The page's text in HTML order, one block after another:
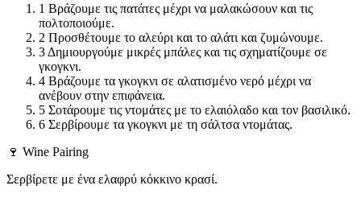
1 Βράζουμε τις πατάτες μέχρι να μαλακώσουν και τις
πολτοποιούμε.
2 Προσθέτουμε το αλεύρι και το αλάτι και ζυμώνουμε.
3 Δημιουργούμε μικρές μπάλες και τις σχηματίζουμε σε
γκογκνι.
4 Βράζουμε τα γκογκνι σε αλατισμένο νερό μέχρι να
ανέβουν στην επιφάνεια.
5 Σοτάρουμε τις ντομάτες με το ελαιόλαδο και τον βασιλικό.
6 Σερβίρουμε τα γκογκνι με τη σάλτσα ντομάτας.
🍷 Wine Pairing
Σερβίρετε με ένα ελαφρύ κόκκινο κρασί.